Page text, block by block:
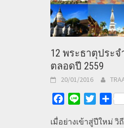
12 พระธาตุประ
ตลอดปี 2559
20/01/2016
Facebook
Line Twitter
เมื่อย่างเข้าสู่ปีใหม่